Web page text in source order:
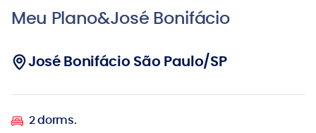
Meu Plano&José Bonifácio
José Bonifácio São Paulo/SP
2 dorms.